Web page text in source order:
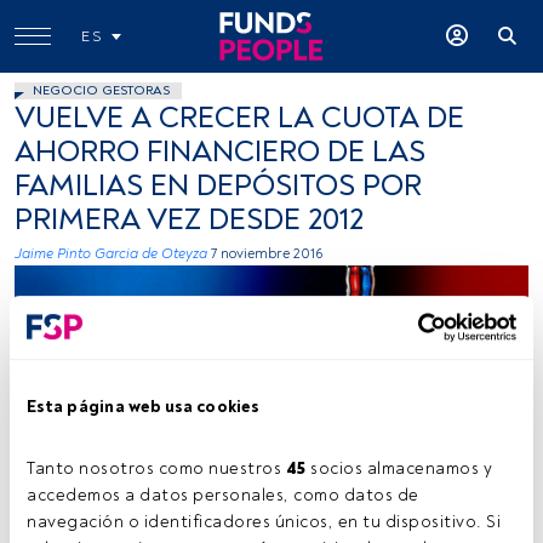
Esta página web usa cookies
Tanto nosotros como nuestros 45 socios almacenamos y
accedemos a datos personales, como datos de
navegación o identificadores únicos, en tu dispositivo. Si
ES
NEGOCIO GESTORAS
VUELVE A CRECER LA CUOTA DE
AHORRO FINANCIERO DE LAS
FAMILIAS EN DEPÓSITOS POR
PRIMERA VEZ DESDE 2012
Jaime Pinto Garcia de Oteyza 7 noviembre 2016
Tambako the Jaguar, Flickr, Creative Commons